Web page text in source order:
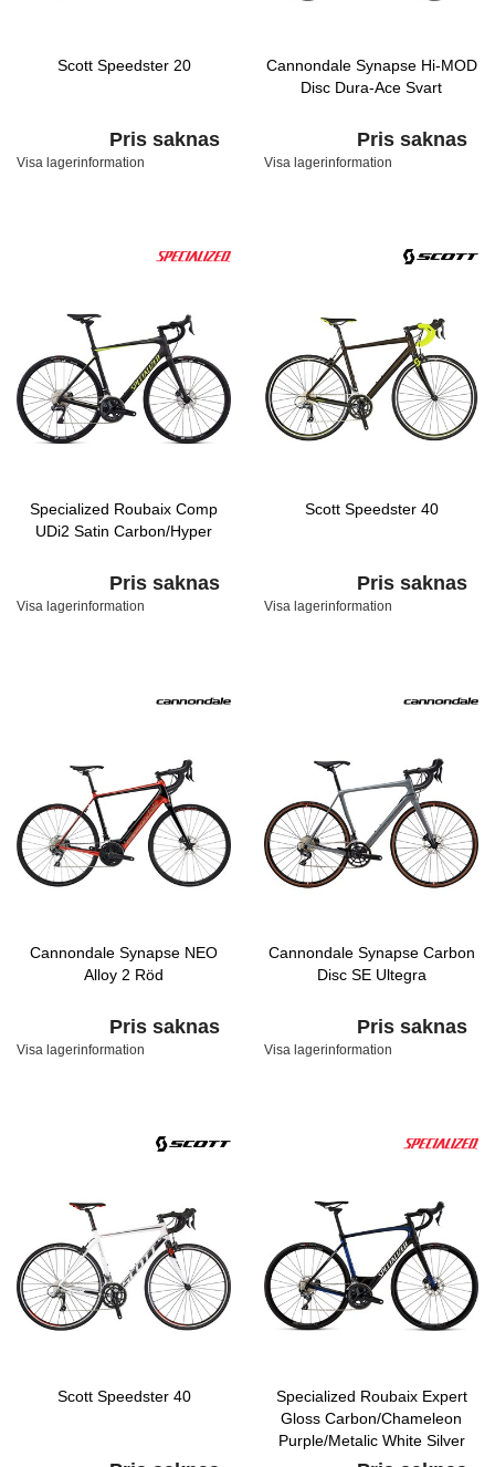
Scott Speedster 20
Pris saknas
Visa lagerinformation
Cannondale Synapse Hi-MOD
Disc Dura-Ace Svart
Pris saknas
Visa lagerinformation
Specialized Roubaix Comp
UDi2 Satin Carbon/Hyper
Pris saknas
Visa lagerinformation
Scott Speedster 40
Pris saknas
Visa lagerinformation
Cannondale Synapse NEO
Alloy 2 Röd
Pris saknas
Visa lagerinformation
Cannondale Synapse Carbon
Disc SE Ultegra
Pris saknas
Visa lagerinformation
Scott Speedster 40
Specialized Roubaix Expert
Gloss Carbon/Chameleon
Purple/Metalic White Silver